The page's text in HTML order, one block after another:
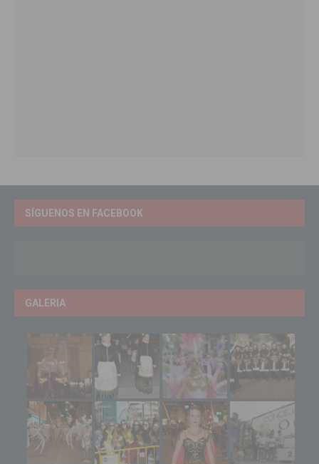
SÍGUENOS EN FACEBOOK
GALERIA